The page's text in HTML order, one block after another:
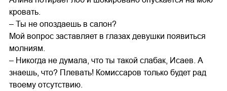
кровать.
– Ты не опоздаешь в салон?
Мой вопрос заставляет в глазах девушки появиться
молниям.
– Никогда не думала, что ты такой слабак, Исаев. А
знаешь, что? Плевать! Комиссаров только будет рад
твоему отсутствию.